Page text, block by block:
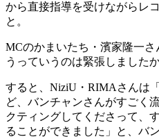
から直接指導を受けながらレ
と。
MCのかまいたち・濱家隆一
うっていうのは緊張しました
すると、NiziU・RIMAさんは
ど、バンチャンさんがすごく
クティングしてくださって、
ることができました」と、バ